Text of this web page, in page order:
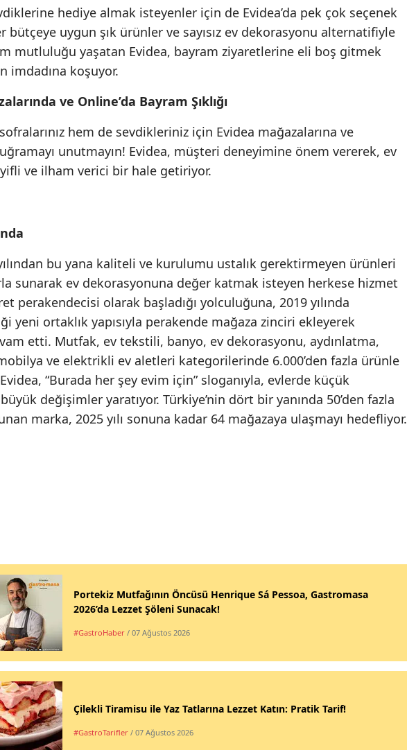
hediye almak isteyenler için de Evidea’da pek çok seçenek
bütçeye uygun şık ürünler ve sayısız ev dekorasyonu alternatifiyle
mutluluğu yaşatan Evidea, bayram ziyaretlerine eli boş gitmek
imdadına koşuyor.
ve Online’da Bayram Şıklığı
hem de sevdikleriniz için Evidea mağazalarına ve
unutmayın! Evidea, müşteri deneyimine önem vererek, ev
ve ilham verici bir hale getiriyor.
bu yana kaliteli ve kurulumu ustalık gerektirmeyen ürünleri
sunarak ev dekorasyonuna değer katmak isteyen herkese hizmet
perakendecisi olarak başladığı yolculuğuna, 2019 yılında
yeni ortaklık yapısıyla perakende mağaza zinciri ekleyerek
etti. Mutfak, ev tekstili, banyo, ev dekorasyonu, aydınlatma,
ve elektrikli ev aletleri kategorilerinde 6.000’den fazla ürünle
“Burada her şey evim için” sloganıyla, evlerde küçük
değişimler yaratıyor. Türkiye’nin dört bir yanında 50’den fazla
marka, 2025 yılı sonuna kadar 64 mağazaya ulaşmayı hedefliyor.
Portekiz Mutfağının Öncüsü Henrique Sá Pessoa, Gastromasa
2026’da Lezzet Şöleni Sunacak!
#GastroHaber / 07 Ağustos 2026
Çilekli Tiramisu ile Yaz Tatlarına Lezzet Katın: Pratik Tarif!
#GastroTarifler / 07 Ağustos 2026